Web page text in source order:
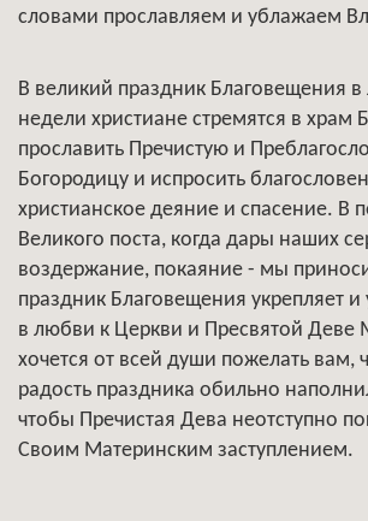
словами прославляем и ублажаем
В великий праздник Благовещения
недели христиане стремятся в храм
прославить Пречистую и
Богородицу и испросить
христианское деяние и спасение. В
Великого поста, когда дары наших
воздержание, покаяние - мы
праздник Благовещения укрепляет и
в любви к Церкви и Пресвятой
хочется от всей души пожелать вам,
радость праздника обильно
чтобы Пречистая Дева неотступно
Своим Материнским заступлением.